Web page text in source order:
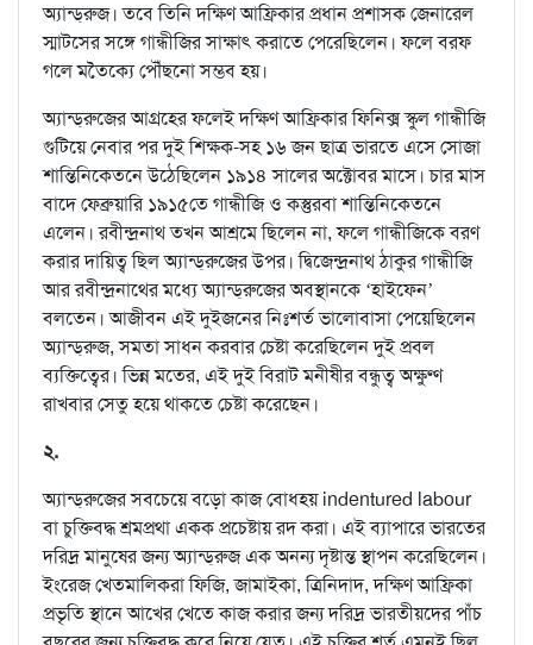
অ্যান্ড্‌রুজ। তবে তিনি দক্ষিণ আফ্রিকার প্রধান প্রশাসক জেনারেল
স্মাটসের সঙ্গে গান্ধীজির সাক্ষাৎ করাতে পেরেছিলেন। ফলে বরফ
গলে মতৈক্যে পৌঁছনো সম্ভব হয়।
অ্যান্ড্‌রুজের আগ্রহের ফলেই দক্ষিণ আফ্রিকার ফিনিক্স স্কুল গান্ধীজি
গুটিয়ে নেবার পর দুই শিক্ষক-সহ ১৬ জন ছাত্র ভারতে এসে সোজা
শান্তিনিকেতনে উঠেছিলেন ১৯১৪ সালের অক্টোবর মাসে। চার মাস
বাদে ফেব্রুয়ারি ১৯১৫তে গান্ধীজি ও কস্তুরবা শান্তিনিকেতনে
এলেন। রবীন্দ্রনাথ তখন আশ্রমে ছিলেন না, ফলে গান্ধীজিকে বরণ
করার দায়িত্ব ছিল অ্যান্ড্‌রুজের উপর। দ্বিজেন্দ্রনাথ ঠাকুর গান্ধীজি
আর রবীন্দ্রনাথের মধ্যে অ্যান্ড্‌রুজের অবস্থানকে ‘হাইফেন’
বলতেন। আজীবন এই দুইজনের নিঃশর্ত ভালোবাসা পেয়েছিলেন
অ্যান্ড্‌রুজ, সমতা সাধন করবার চেষ্টা করেছিলেন দুই প্রবল
ব্যক্তিত্বের। ভিন্ন মতের, এই দুই বিরাট মনীষীর বন্ধুত্ব অক্ষুণ্ণ
রাখবার সেতু হয়ে থাকতে চেষ্টা করেছেন।
২.
অ্যান্ড্‌রুজের সবচেয়ে বড়ো কাজ বোধহয় indentured labour
বা চুক্তিবদ্ধ শ্রমপ্রথা একক প্রচেষ্টায় রদ করা। এই ব্যাপারে ভারতের
দরিদ্র মানুষের জন্য অ্যান্ড্‌রুজ এক অনন্য দৃষ্টান্ত স্থাপন করেছিলেন।
ইংরেজ খেতমালিকরা ফিজি, জামাইকা, ত্রিনিদাদ, দক্ষিণ আফ্রিকা
প্রভৃতি স্থানে আখের খেতে কাজ করার জন্য দরিদ্র ভারতীয়দের পাঁচ